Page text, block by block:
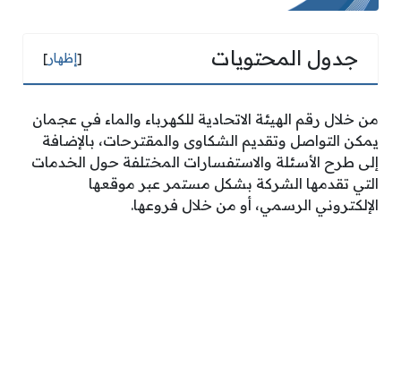
جدول المحتويات [إظهار]
من خلال رقم الهيئة الاتحادية للكهرباء والماء في عجمان
يمكن التواصل وتقديم الشكاوى والمقترحات، بالإضافة
إلى طرح الأسئلة والاستفسارات المختلفة حول الخدمات
التي تقدمها الشركة بشكل مستمر عبر موقعها
الإلكتروني الرسمي، أو من خلال فروعها.